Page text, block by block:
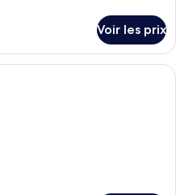
Voir les prix
Coffres-forts dans les chambres,